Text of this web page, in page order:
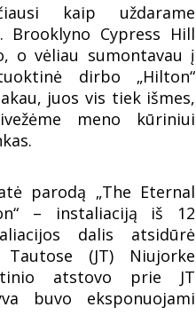
kaip uždarame
Brooklyno Cypress Hill
o vėliau sumontavau į
dirbo „Hilton“
juos vis tiek išmes,
meno kūriniui
parodą „The Eternal
– instaliaciją iš 12
dalis atsidūrė
(JT) Niujorke
atstovo prie JT
buvo eksponuojami